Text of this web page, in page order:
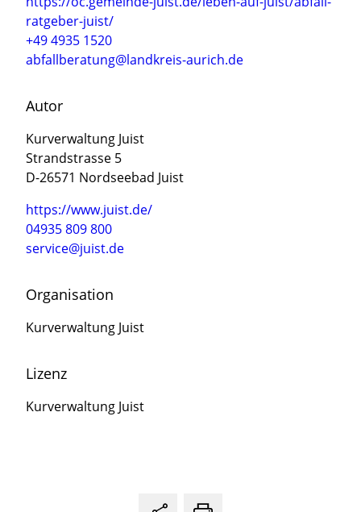
ratgeber-juist/
+49 4935 1520
abfallberatung@landkreis-aurich.de
Autor
Kurverwaltung Juist
Strandstrasse 5
D-26571 Nordseebad Juist
https://www.juist.de/
04935 809 800
service@juist.de
Organisation
Kurverwaltung Juist
Lizenz
Kurverwaltung Juist